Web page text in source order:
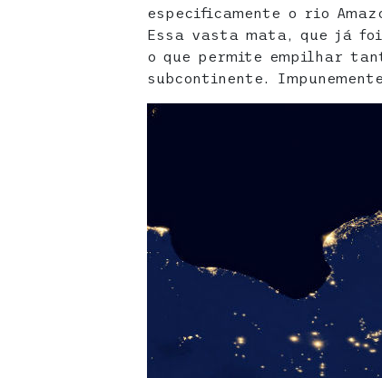
especificamente o rio
Essa vasta mata, que já foi
o que permite empilhar
subcontinente.